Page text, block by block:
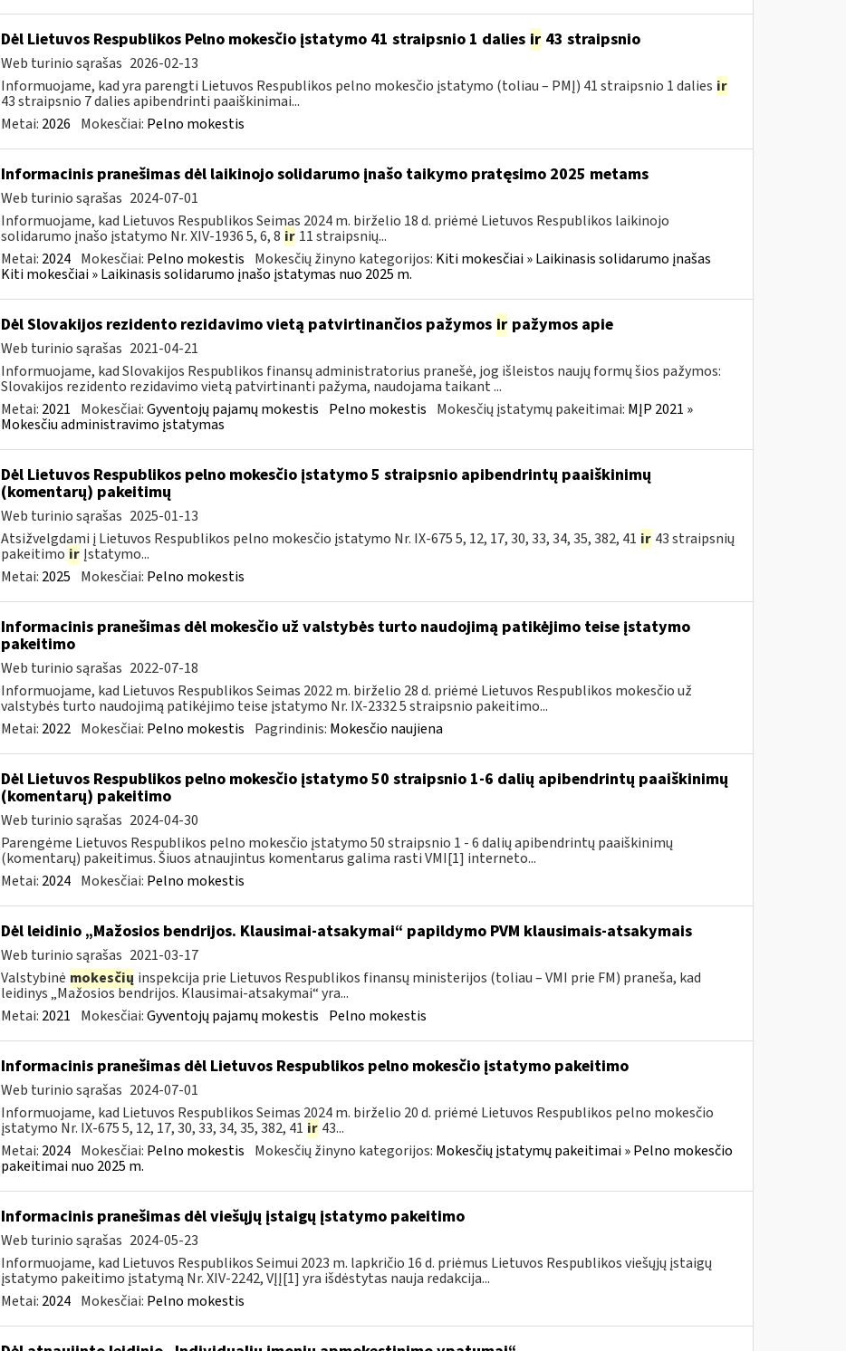
Dėl Lietuvos Respublikos Pelno mokesčio įstatymo 41 straipsnio 1 dalies ir43 straipsnio
Web turinio sąrašas 2026-02-13
Informuojame, kad yra parengti Lietuvos Respublikos pelno mokesčio įstatymo (toliau – PMĮ) 41 straipsnio 1 dalies ir
43 straipsnio 7 dalies apibendrinti paaiškinimai...
Metai: 2026 Mokesčiai: Pelno mokestis
Informacinis pranešimas dėl laikinojo solidarumo įnašo taikymo pratęsimo 2025 metams
Web turinio sąrašas 2024-07-01
Informuojame, kad Lietuvos Respublikos Seimas 2024 m. birželio 18 d. priėmė Lietuvos Respublikos laikinojo
solidarumo įnašo įstatymo Nr. XIV-1936 5, 6, 8 ir 11 straipsnių...
Metai: 2024 Mokesčiai: Pelno mokestis Mokesčių žinyno kategorijos: Kiti mokesčiai » Laikinasis solidarumo įnašas
Kiti mokesčiai » Laikinasis solidarumo įnašo įstatymas nuo 2025 m.
Dėl Slovakijos rezidento rezidavimo vietą patvirtinančios pažymos irpažymos apie
Web turinio sąrašas 2021-04-21
Informuojame, kad Slovakijos Respublikos finansų administratorius pranešė, jog išleistos naujų formų šios pažymos:
Slovakijos rezidento rezidavimo vietą patvirtinanti pažyma, naudojama taikant ...
Metai: 2021 Mokesčiai:Gyventojų pajamų mokestis Pelno mokestis Mokesčių įstatymų pakeitimai: MĮP 2021 »
Mokesčiu administravimo įstatymas
Dėl Lietuvos Respublikos pelno mokesčio įstatymo 5 straipsnio apibendrintų paaiškinimų
(komentarų) pakeitimų
Web turinio sąrašas 2025-01-13
Atsižvelgdami į Lietuvos Respublikos pelno mokesčio įstatymo Nr. IX-675 5, 12, 17, 30, 33, 34, 35, 382, 41 ir 43 straipsnių
pakeitimo ir Įstatymo...
Metai: 2025 Mokesčiai: Pelno mokestis
Informacinis pranešimas dėl mokesčio už valstybės turto naudojimą patikėjimo teise įstatymo
pakeitimo
Web turinio sąrašas 2022-07-18
Informuojame, kad Lietuvos Respublikos Seimas 2022 m. birželio 28 d. priėmė Lietuvos Respublikos mokesčio už
valstybės turto naudojimą patikėjimo teise įstatymo Nr. IX-2332 5 straipsnio pakeitimo...
Metai: 2022 Mokesčiai: Pelno mokestis Pagrindinis: Mokesčio naujiena
Dėl Lietuvos Respublikos pelno mokesčio įstatymo 50 straipsnio 1-6 dalių apibendrintų paaiškinimų
(komentarų) pakeitimo
Web turinio sąrašas 2024-04-30
Parengėme Lietuvos Respublikos pelno mokesčio įstatymo 50 straipsnio 1 - 6 dalių apibendrintų paaiškinimų
(komentarų) pakeitimus. Šiuos atnaujintus komentarus galima rasti VMI[1] interneto...
Metai: 2024 Mokesčiai: Pelno mokestis
Dėl leidinio „Mažosios bendrijos. Klausimai-atsakymai“ papildymo PVM klausimais-atsakymais
Web turinio sąrašas 2021-03-17
Valstybinė mokesčių inspekcija prie Lietuvos Respublikos finansų ministerijos (toliau – VMI prie FM) praneša, kad
leidinys „Mažosios bendrijos. Klausimai-atsakymai“ yra...
Metai: 2021 Mokesčiai:Gyventojų pajamų mokestis Pelno mokestis
Informacinis pranešimas dėl Lietuvos Respublikos pelno mokesčio įstatymo pakeitimo
Web turinio sąrašas 2024-07-01
Informuojame, kad Lietuvos Respublikos Seimas 2024 m. birželio 20 d. priėmė Lietuvos Respublikos pelno mokesčio
įstatymo Nr. IX-675 5, 12, 17, 30, 33, 34, 35, 382, 41 ir 43...
Metai: 2024 Mokesčiai: Pelno mokestis Mokesčių žinyno kategorijos: Mokesčių įstatymų pakeitimai » Pelno mokesčio
pakeitimai nuo 2025 m.
Informacinis pranešimas dėl viešųjų įstaigų įstatymo pakeitimo
Web turinio sąrašas 2024-05-23
Informuojame, kad Lietuvos Respublikos Seimui 2023 m. lapkričio 16 d. priėmus Lietuvos Respublikos viešųjų įstaigų
įstatymo pakeitimo įstatymą Nr. XIV-2242, VĮĮ[1] yra išdėstytas nauja redakcija...
Metai: 2024 Mokesčiai: Pelno mokestis